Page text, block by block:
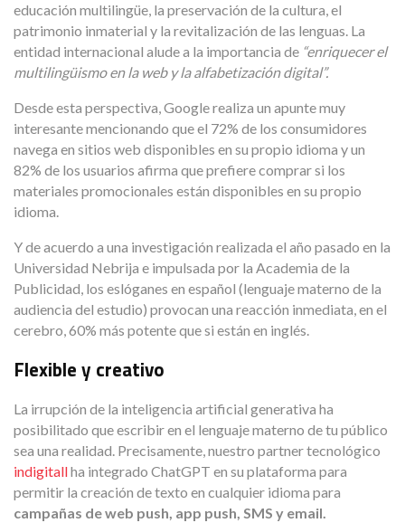
educación multilingüe, la preservación de la cultura, el
patrimonio inmaterial y la revitalización de las lenguas. La
entidad internacional alude a la importancia de “enriquecer el
multilingüismo en la web y la alfabetización digital”.
Desde esta perspectiva, Google realiza un apunte muy
interesante mencionando que el 72% de los consumidores
navega en sitios web disponibles en su propio idioma y un
82% de los usuarios afirma que prefiere comprar si los
materiales promocionales están disponibles en su propio
idioma.
Y de acuerdo a una investigación realizada el año pasado en la
Universidad Nebrija e impulsada por la Academia de la
Publicidad, los eslóganes en español (lenguaje materno de la
audiencia del estudio) provocan una reacción inmediata, en el
cerebro, 60% más potente que si están en inglés.
Flexible y creativo
La irrupción de la inteligencia artificial generativa ha
posibilitado que escribir en el lenguaje materno de tu público
sea una realidad. Precisamente, nuestro partner tecnológico
indigitallha integrado ChatGPT en su plataforma para
permitir la creación de texto en cualquier idioma para
campañas de web push, app push, SMS y email.